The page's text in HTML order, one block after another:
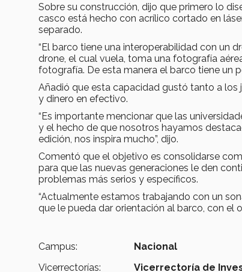
Sobre su construcción, dijo que primero lo
casco está hecho con acrílico cortado en
separado.
“El barco tiene una interoperabilidad con un
drone, el cual vuela, toma una fotografía
fotografía. De esta manera el barco tiene un
Añadió que esta capacidad gustó tanto a
y dinero en efectivo.
“Es importante mencionar que las
y el hecho de que nosotros hayamos
edición, nos inspira mucho”, dijo.
Comentó que el objetivo es consolidarse
para que las nuevas generaciones le den
problemas más serios y específicos.
“Actualmente estamos trabajando con un
que le pueda dar orientación al barco, con el
Campus:
Nacional
Vicerrectorías:
Vicerrectoría de